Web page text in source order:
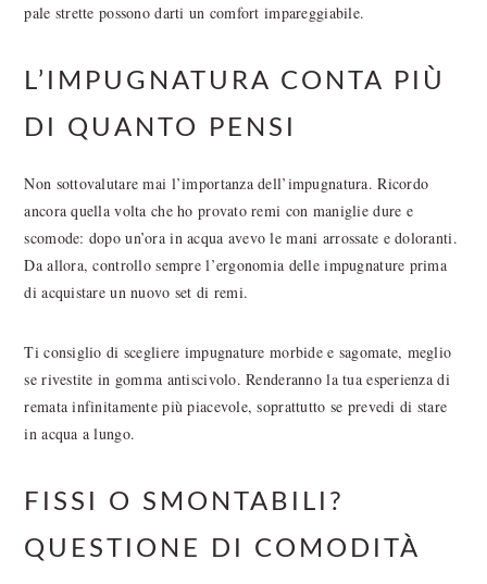
pale strette possono darti un comfort impareggiabile.
L’IMPUGNATURA CONTA PIÙ
DI QUANTO PENSI
Non sottovalutare mai l’importanza dell’impugnatura. Ricordo
ancora quella volta che ho provato remi con maniglie dure e
scomode: dopo un’ora in acqua avevo le mani arrossate e doloranti.
Da allora, controllo sempre l’ergonomia delle impugnature prima
di acquistare un nuovo set di remi.
Ti consiglio di scegliere impugnature morbide e sagomate, meglio
se rivestite in gomma antiscivolo. Renderanno la tua esperienza di
remata infinitamente più piacevole, soprattutto se prevedi di stare
in acqua a lungo.
FISSI O SMONTABILI?
QUESTIONE DI COMODITÀ